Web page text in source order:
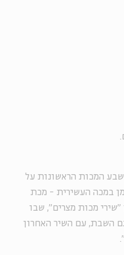
המכות הראשונות על
במכה העשירית - מכת
מכות מצרים", שבו
השבת, עם השיר האחרון